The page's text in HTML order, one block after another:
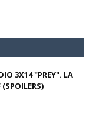
3X14 "PREY". LA